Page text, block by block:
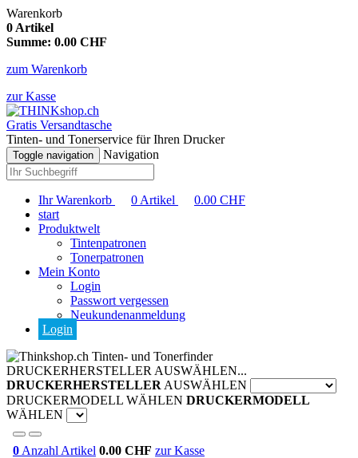
Warenkorb
0 Artikel
Summe: 0.00 CHF
zum Warenkorb
zur Kasse
Gratis Versandtasche
Tinten- und Tonerservice für Ihren Drucker
Toggle navigation Navigation
Ihr Warenkorb 0 Artikel 0.00 CHF
start
Produktwelt
Tintenpatronen
Tonerpatronen
Mein Konto
Login
Passwort vergessen
Neukundenanmeldung
Login
Tinten- und Tonerfinder
DRUCKERHERSTELLER AUSWÄHLEN...
DRUCKERHERSTELLER AUSWÄHLEN
DRUCKERMODELL WÄHLEN DRUCKERMODELL
WÄHLEN
0 Anzahl Artikel 0.00 CHF zur Kasse